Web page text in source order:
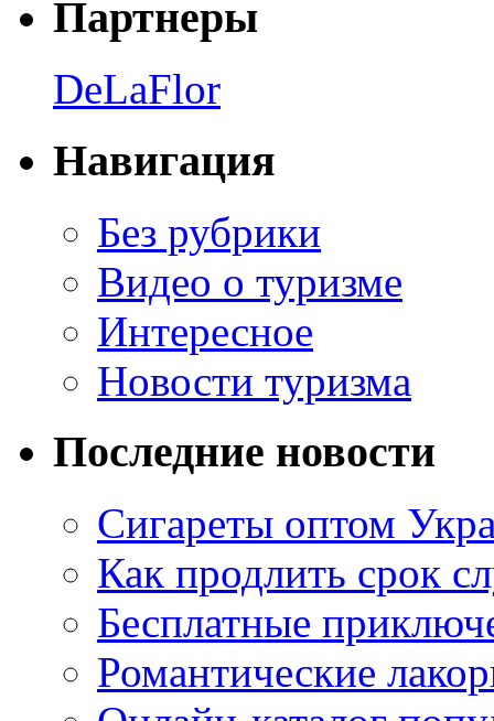
Партнеры
DeLaFlor
Навигация
Без рубрики
Видео о туризме
Интересное
Новости туризма
Последние новости
Сигареты оптом
Как продлить срок
Бесплатные
Романтические